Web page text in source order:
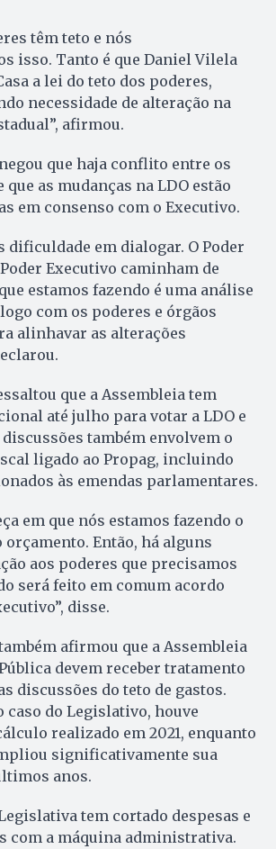
têm teto e nós
isso. Tanto é que Daniel Vilela
a lei do teto dos poderes,
necessidade de alteração na
afirmou.
que haja conflito entre os
que as mudanças na LDO estão
em consenso com o Executivo.
dificuldade em dialogar. O Poder
Executivo caminham de
estamos fazendo é uma análise
com os poderes e órgãos
alinhavar as alterações
que a Assembleia tem
até julho para votar a LDO e
também envolvem o
ligado ao Propag, incluindo
às emendas parlamentares.
em que nós estamos fazendo o
orçamento. Então, há alguns
aos poderes que precisamos
será feito em comum acordo
disse.
afirmou que a Assembleia
devem receber tratamento
discussões do teto de gastos.
caso do Legislativo, houve
realizado em 2021, enquanto
significativamente sua
anos.
tem cortado despesas e
com a máquina administrativa.